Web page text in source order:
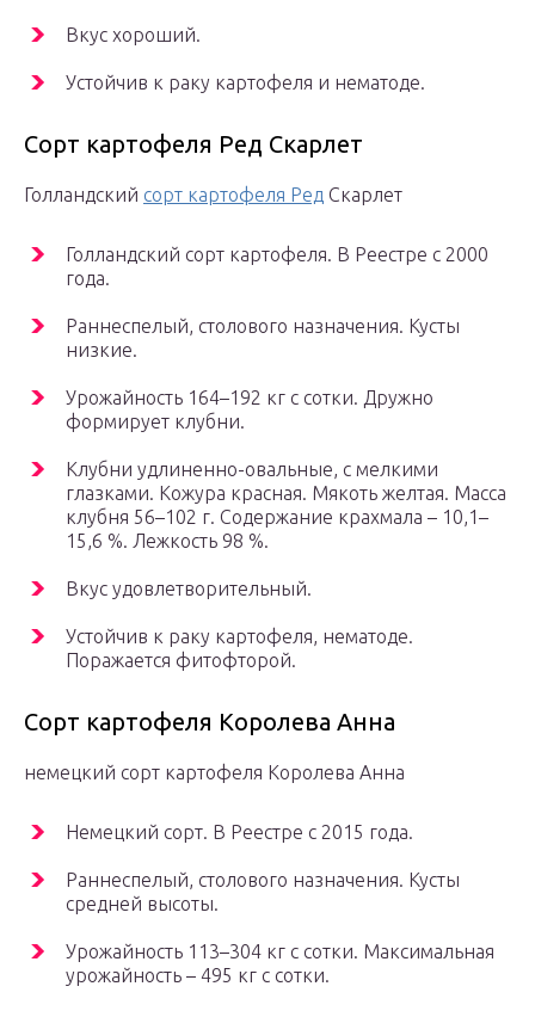
Вкус хороший.
Устойчив к раку картофеля и нематоде.
Сорт картофеля Ред Скарлет
Голландский сорт картофеля Ред Скарлет
Голландский сорт картофеля. В Реестре с 2000
года.
Раннеспелый, столового назначения. Кусты
низкие.
Урожайность 164–192 кг с сотки. Дружно
формирует клубни.
Клубни удлиненно-овальные, с мелкими
глазками. Кожура красная. Мякоть желтая. Масса
клубня 56–102 г. Содержание крахмала – 10,1–
15,6 %. Лежкость 98 %.
Вкус удовлетворительный.
Устойчив к раку картофеля, нематоде.
Поражается фитофторой.
Сорт картофеля Королева Анна
немецкий сорт картофеля Королева Анна
Немецкий сорт. В Реестре с 2015 года.
Раннеспелый, столового назначения. Кусты
средней высоты.
Урожайность 113–304 кг с сотки. Максимальная
урожайность – 495 кг с сотки.